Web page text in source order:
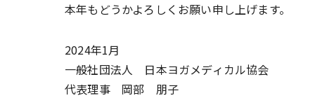
本年もどうかよろしくお願い申し上げます。
2024年1月
一般社団法人 日本ヨガメディカル協会
代表理事 岡部 朋子